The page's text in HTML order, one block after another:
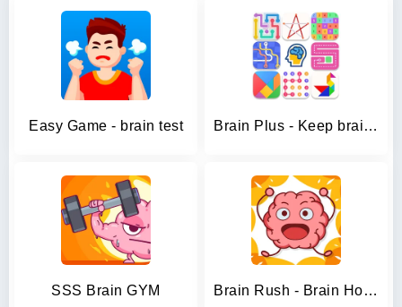
Easy Game - brain test Brain Plus - Keep brain active
SSS Brain GYM Brain Rush - Brain Hole Bang